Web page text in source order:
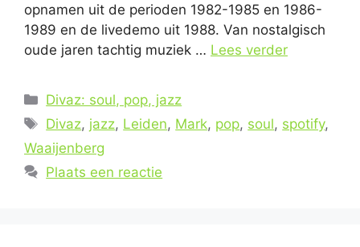
opnamen uit de perioden 1982-1985 en 1986-
1989 en de livedemo uit 1988. Van nostalgisch
oude jaren tachtig muziek … Lees verder
Categorieën
Divaz: soul, pop, jazz
Tags
Divaz, jazz, Leiden, Mark, pop, soul, spotify,
Waaijenberg
Plaats een reactie